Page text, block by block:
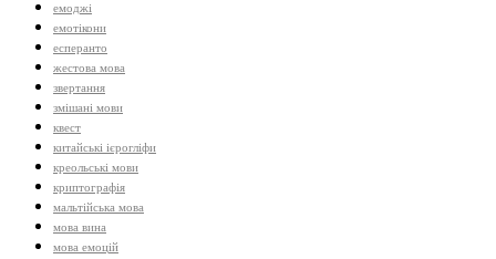
емоджі
емотікони
есперанто
жестова мова
звертання
змішані мови
квест
китайські ієрогліфи
креольські мови
криптографія
мальтійська мова
мова вина
мова емоцій